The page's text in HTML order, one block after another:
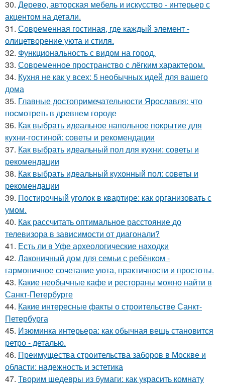
30. Дерево, авторская мебель и искусство - интерьер с
акцентом на детали.
31. Современная гостиная, где каждый элемент -
олицетворение уюта и стиля.
32. Функциональность с видом на город.
33. Современное пространство с лёгким характером.
34. Кухня не как у всех: 5 необычных идей для вашего
дома
35. Главные достопримечательности Ярославля: что
посмотреть в древнем городе
36. Как выбрать идеальное напольное покрытие для
кухни-гостиной: советы и рекомендации
37. Как выбрать идеальный пол для кухни: советы и
рекомендации
38. Как выбрать идеальный кухонный пол: советы и
рекомендации
39. Постирочный уголок в квартире: как организовать с
умом.
40. Как рассчитать оптимальное расстояние до
телевизора в зависимости от диагонали?
41. Есть ли в Уфе археологические находки
42. Лаконичный дом для семьи с ребёнком -
гармоничное сочетание уюта, практичности и простоты.
43. Какие необычные кафе и рестораны можно найти в
Санкт-Петербурге
44. Какие интересные факты о строительстве Санкт-
Петербурга
45. Изюминка интерьера: как обычная вещь становится
ретро - деталью.
46. Преимущества строительства заборов в Москве и
области: надежность и эстетика
47. Творим шедевры из бумаги: как украсить комнату